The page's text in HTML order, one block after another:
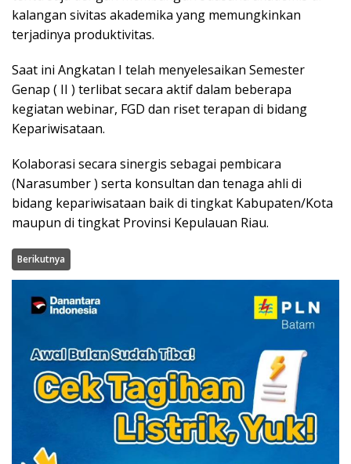
kalangan sivitas akademika yang memungkinkan
terjadinya produktivitas.
Saat ini Angkatan I telah menyelesaikan Semester
Genap ( II ) terlibat secara aktif dalam beberapa
kegiatan webinar, FGD dan riset terapan di bidang
Kepariwisataan.
Kolaborasi secara sinergis sebagai pembicara
(Narasumber ) serta konsultan dan tenaga ahli di
bidang kepariwisataan baik di tingkat Kabupaten/Kota
maupun di tingkat Provinsi Kepulauan Riau.
Berikutnya